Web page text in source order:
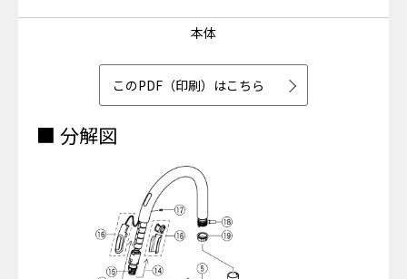
本体
このPDF（印刷）はこちら
■ 分解図